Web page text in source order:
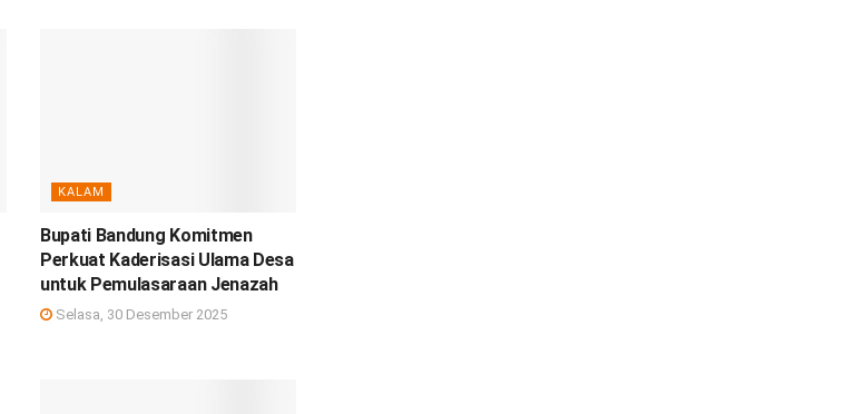
KALAM
Bupati Bandung Komitmen
Perkuat Kaderisasi Ulama Desa
untuk Pemulasaraan Jenazah
Selasa, 30 Desember 2025